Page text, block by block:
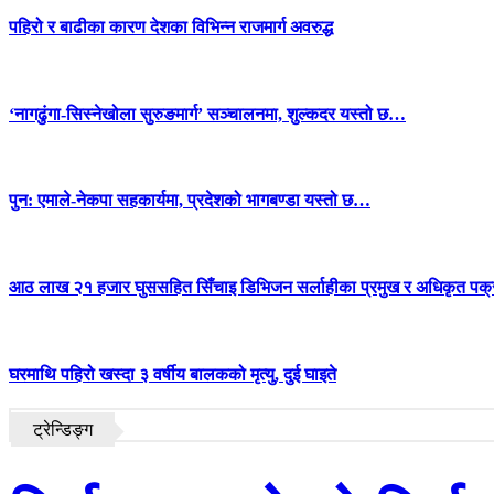
पहिरो र बाढीका कारण देशका विभिन्न राजमार्ग अवरुद्ध
‘नागढुंगा-सिस्नेखोला सुरुङमार्ग’ सञ्चालनमा, शुल्कदर यस्तो छ…
पुन: एमाले-नेकपा सहकार्यमा, प्रदेशको भागबण्डा यस्तो छ…
आठ लाख २१ हजार घुससहित सिँचाइ डिभिजन सर्लाहीका प्रमुख र अधिकृत
घरमाथि पहिरो खस्दा ३ वर्षीय बालकको मृत्यु, दुई घाइते
ट्रेन्डिङ्ग